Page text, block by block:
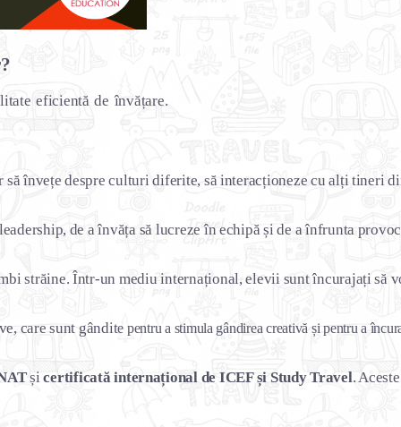
eficientă de învățare.
învețe despre culturi diferite, să interacționeze cu alți
de a învăța să lucreze în echipă și de a înfrunta
străine. Într-un mediu internațional, elevii sunt încurajați
care sunt gândite pentru a stimula gândirea creativă și pentru a
și certificată internațional de ICEF și Study Travel.